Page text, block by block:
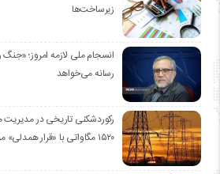
زیرساخت‌ها
انسجام ملی لازمه امروز؛
رسانه می‌خواهد
رکوردشکنی تاریخی در
۱۵۲۰ مگاواتی با «قرار همدلی» مردم